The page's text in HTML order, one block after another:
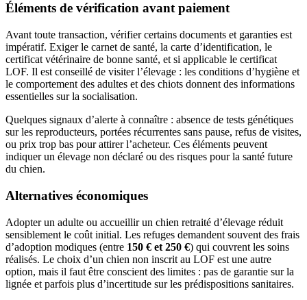
Éléments de vérification avant paiement
Avant toute transaction, vérifier certains documents et garanties est
impératif. Exiger le carnet de santé, la carte d’identification, le
certificat vétérinaire de bonne santé, et si applicable le certificat
LOF. Il est conseillé de visiter l’élevage : les conditions d’hygiène et
le comportement des adultes et des chiots donnent des informations
essentielles sur la socialisation.
Quelques signaux d’alerte à connaître : absence de tests génétiques
sur les reproducteurs, portées récurrentes sans pause, refus de visites,
ou prix trop bas pour attirer l’acheteur. Ces éléments peuvent
indiquer un élevage non déclaré ou des risques pour la santé future
du chien.
Alternatives économiques
Adopter un adulte ou accueillir un chien retraité d’élevage réduit
sensiblement le coût initial. Les refuges demandent souvent des frais
d’adoption modiques (entre 150 € et 250 €) qui couvrent les soins
réalisés. Le choix d’un chien non inscrit au LOF est une autre
option, mais il faut être conscient des limites : pas de garantie sur la
lignée et parfois plus d’incertitude sur les prédispositions sanitaires.